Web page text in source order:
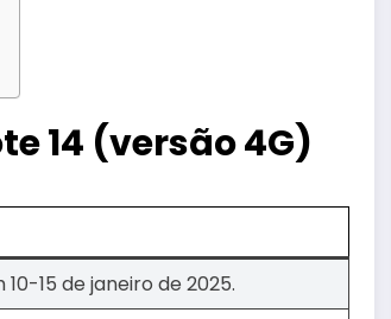
14 (versão 4G)
15 de janeiro de 2025.